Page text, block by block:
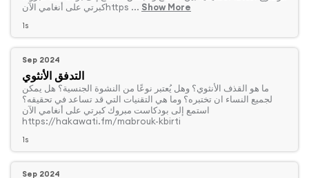
كبرتي على أنغامي الآنhttps ... Show More
1s
Sep 2024
التدفق الأنثوي
‏ما هو القذف الأنثوي؟ وهل يُعتبر نوعًا من النشوة الجنسية؟ هل يمكن
لجميع النساء ان تختبره؟ وما هي التقنيات التي قد تساعد في تحقيقه؟
استمع إلى بودكاست مبروك كبرتي على أنغامي الآن
https://hakawati.fm/mabrouk-kbirti
1s
Sep 2024